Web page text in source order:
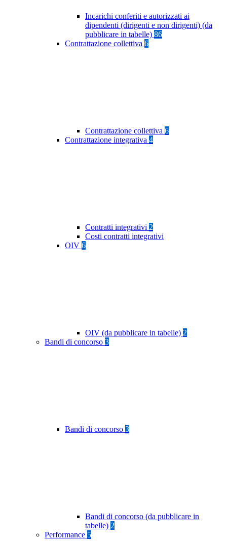
Incarichi conferiti e autorizzati ai
dipendenti (dirigenti e non dirigenti) (da
pubblicare in tabelle) 86
Contrattazione collettiva 6
Contrattazione collettiva 6
Contrattazione integrativa 4
Contratti integrativi 2
Costi contratti integrativi
OIV 6
OIV (da pubblicare in tabelle) 2
Bandi di concorso 3
Bandi di concorso 3
Bandi di concorso (da pubblicare in
tabelle) 2
Performance 5